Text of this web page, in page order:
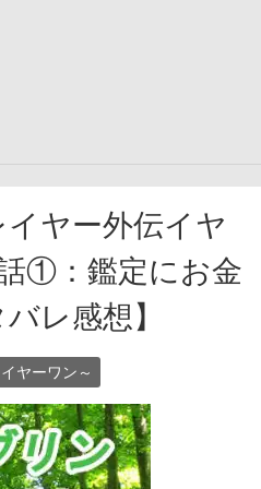
イヤー外伝イヤ
①：鑑定にお金
レ感想】
ヤーワン～